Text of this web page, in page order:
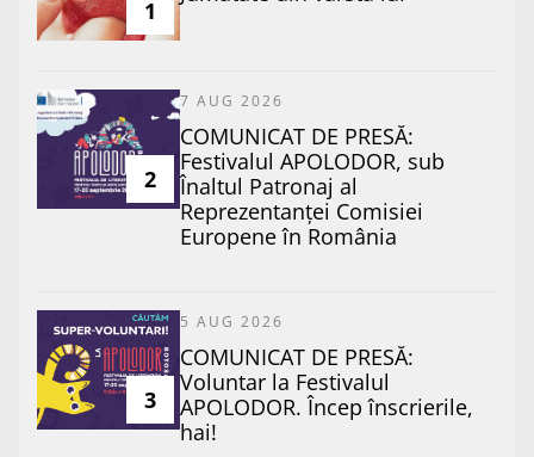
1
2
7 AUG 2026
COMUNICAT DE PRESĂ:
Festivalul APOLODOR, sub
Înaltul Patronaj al
Reprezentanței Comisiei
Europene în România
3
5 AUG 2026
COMUNICAT DE PRESĂ:
Voluntar la Festivalul
APOLODOR. Încep înscrierile,
hai!